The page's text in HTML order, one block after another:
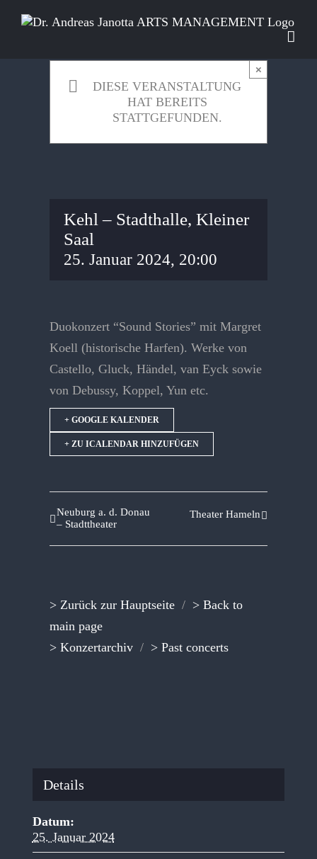
Inhalt
DIESE VERANSTALTUNG
HAT BEREITS
STATTGEFUNDEN.
×
Kehl – Stadthalle, Kleiner
Saal
25. Januar 2024, 20:00
Duokonzert “Sound Stories” mit Margret
Koell (historische Harfen). Werke von
Castello, Gluck, Händel, van Eyck sowie
von Debussy, Koppel, Yun etc.
+ GOOGLE KALENDER
+ ZU ICALENDAR HINZUFÜGEN
Neuburg a. d. Donau
– Stadttheater
Theater Hameln
> Zurück zur Hauptseite / > Back to
main page
> Konzertarchiv / > Past concerts
Details
Datum:
25. Januar 2024